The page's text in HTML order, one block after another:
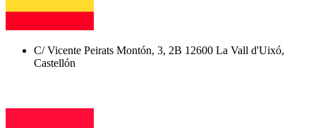
C/ Vicente Peirats Montón, 3, 2B 12600 La Vall d'Uixó,
Castellón